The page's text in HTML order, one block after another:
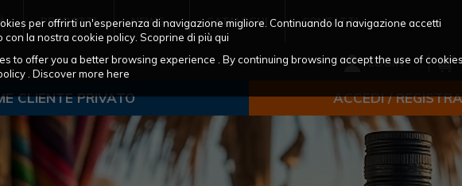
per offrirti un'esperienza di navigazione migliore. Continuando la navigazione accetti
la nostra cookie policy. Scoprine di più qui
to offer you a better browsing experience . By continuing browsing accept the use of
. Discover more here
PRODOTTI NEWS CATALOGHI CONTATTI
LOGIN
CLIENTE PRIVATO ACCEDI /